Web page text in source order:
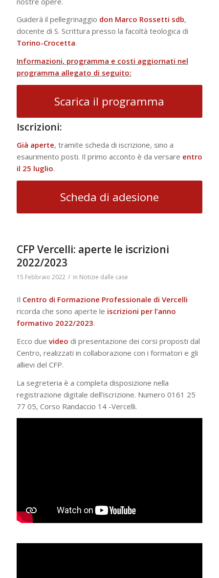
Guiderà il pellegrinaggio don Marco Rossetti sdb,
docente di S. Scrittura presso la facoltà teologica di
Torino-Crocetta.
Informazioni, programma e costi aggiornati nel
programma allegato di seguito:
Scarica il programma
Iscrizioni:
Già aperte, tramite scheda di iscrizione, sino a
esaurimento posti. Il primo acconto è da versare entro
il 25 luglio.
Scheda di adesione
CFP Vercelli: aperte le iscrizioni
2022/2023
15 Febbraio 2022 / in Notizie dalle case
Il Centro di Formazione Professionale di Vercelli
ricorda che sono aperte le iscrizioni per l’anno
formativo 2022/2023.
Ecco due video di presentazione dei corsi proposti dal
Centro, realizzati in collaborazione con i formatori e gli
allievi del CFP.
La segreteria è a completa disposizione nella
registrazione digitale dell’iscrizione. Numero 0161 25
77 05, Corso Randaccio 14 -Vercelli.